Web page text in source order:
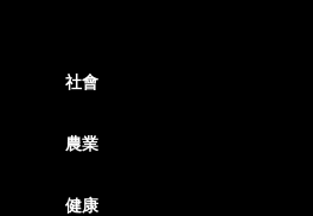
社會
農業
健康